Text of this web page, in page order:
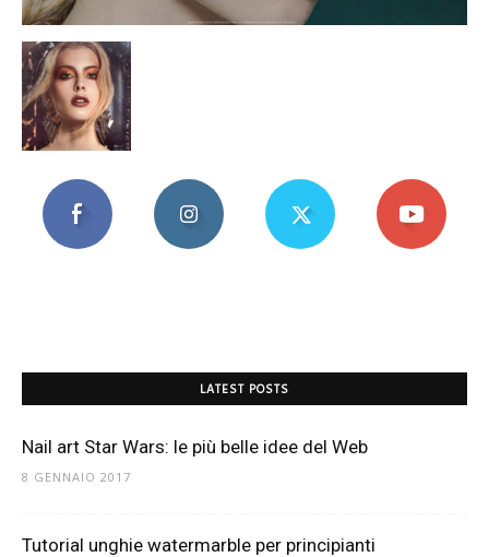
LATEST POSTS
Nail art Star Wars: le più belle idee del Web
8 GENNAIO 2017
Tutorial unghie watermarble per principianti